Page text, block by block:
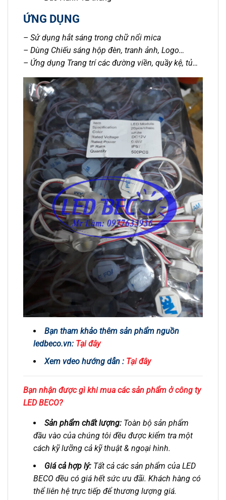
ỨNG DỤNG
– Sử dụng hắt sáng trong chữ nổi mica
– Dùng Chiếu sáng hộp đèn, tranh ảnh, Logo…
– Ứng dụng Trang trí các đường viền, quầy kệ, tủ…
Bạn tham khảo thêm sản phẩm nguồn
ledbeco.vn: Tại đây
Xem vdeo hướng dẫn : Tại đây
Bạn nhận được gì khi mua các sản phẩm ở công ty
LED BECO?
Sản phẩm chất lượng: Toàn bộ sản phẩm
đầu vào của chúng tôi đều được kiểm tra một
cách kỹ lưỡng cả kỹ thuật & ngoại hình.
Giá cả hợp lý: Tất cả các sản phẩm của LED
BECO đều có giá hết sức ưu đãi. Khách hàng có
thể liên hệ trực tiếp để thương lượng giá.